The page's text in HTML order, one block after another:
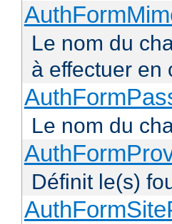
Le nom du
à effectuer en
Le nom du
Définit le(s)